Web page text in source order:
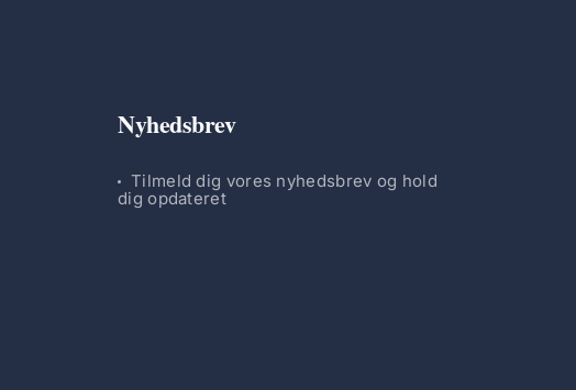
Nyhedsbrev
Tilmeld dig vores nyhedsbrev og hold
dig opdateret